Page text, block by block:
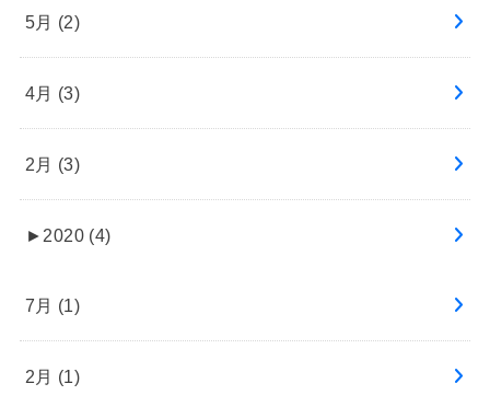
5月 (2)
4月 (3)
2月 (3)
► 2020 (4)
7月 (1)
2月 (1)